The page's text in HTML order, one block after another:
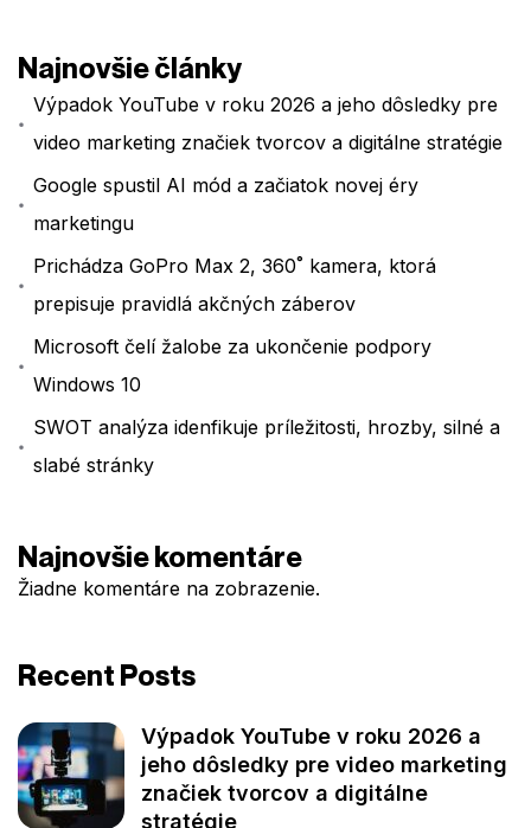
Najnovšie články
Výpadok YouTube v roku 2026 a jeho dôsledky pre
video marketing značiek tvorcov a digitálne stratégie
Google spustil AI mód a začiatok novej éry
marketingu
Prichádza GoPro Max 2, 360˚ kamera, ktorá
prepisuje pravidlá akčných záberov
Microsoft čelí žalobe za ukončenie podpory
Windows 10
SWOT analýza idenfikuje príležitosti, hrozby, silné a
slabé stránky
Najnovšie komentáre
Žiadne komentáre na zobrazenie.
Recent Posts
Výpadok YouTube v roku 2026 a
jeho dôsledky pre video marketing
značiek tvorcov a digitálne
stratégie